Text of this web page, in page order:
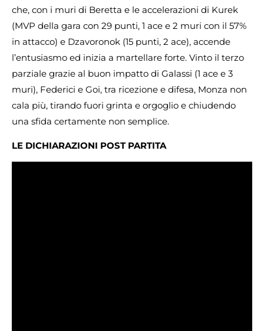
che, con i muri di Beretta e le accelerazioni di Kurek
(MVP della gara con 29 punti, 1 ace e 2 muri con il 57%
in attacco) e Dzavoronok (15 punti, 2 ace), accende
l’entusiasmo ed inizia a martellare forte. Vinto il terzo
parziale grazie al buon impatto di Galassi (1 ace e 3
muri), Federici e Goi, tra ricezione e difesa, Monza non
cala più, tirando fuori grinta e orgoglio e chiudendo
una sfida certamente non semplice.
LE DICHIARAZIONI POST PARTITA